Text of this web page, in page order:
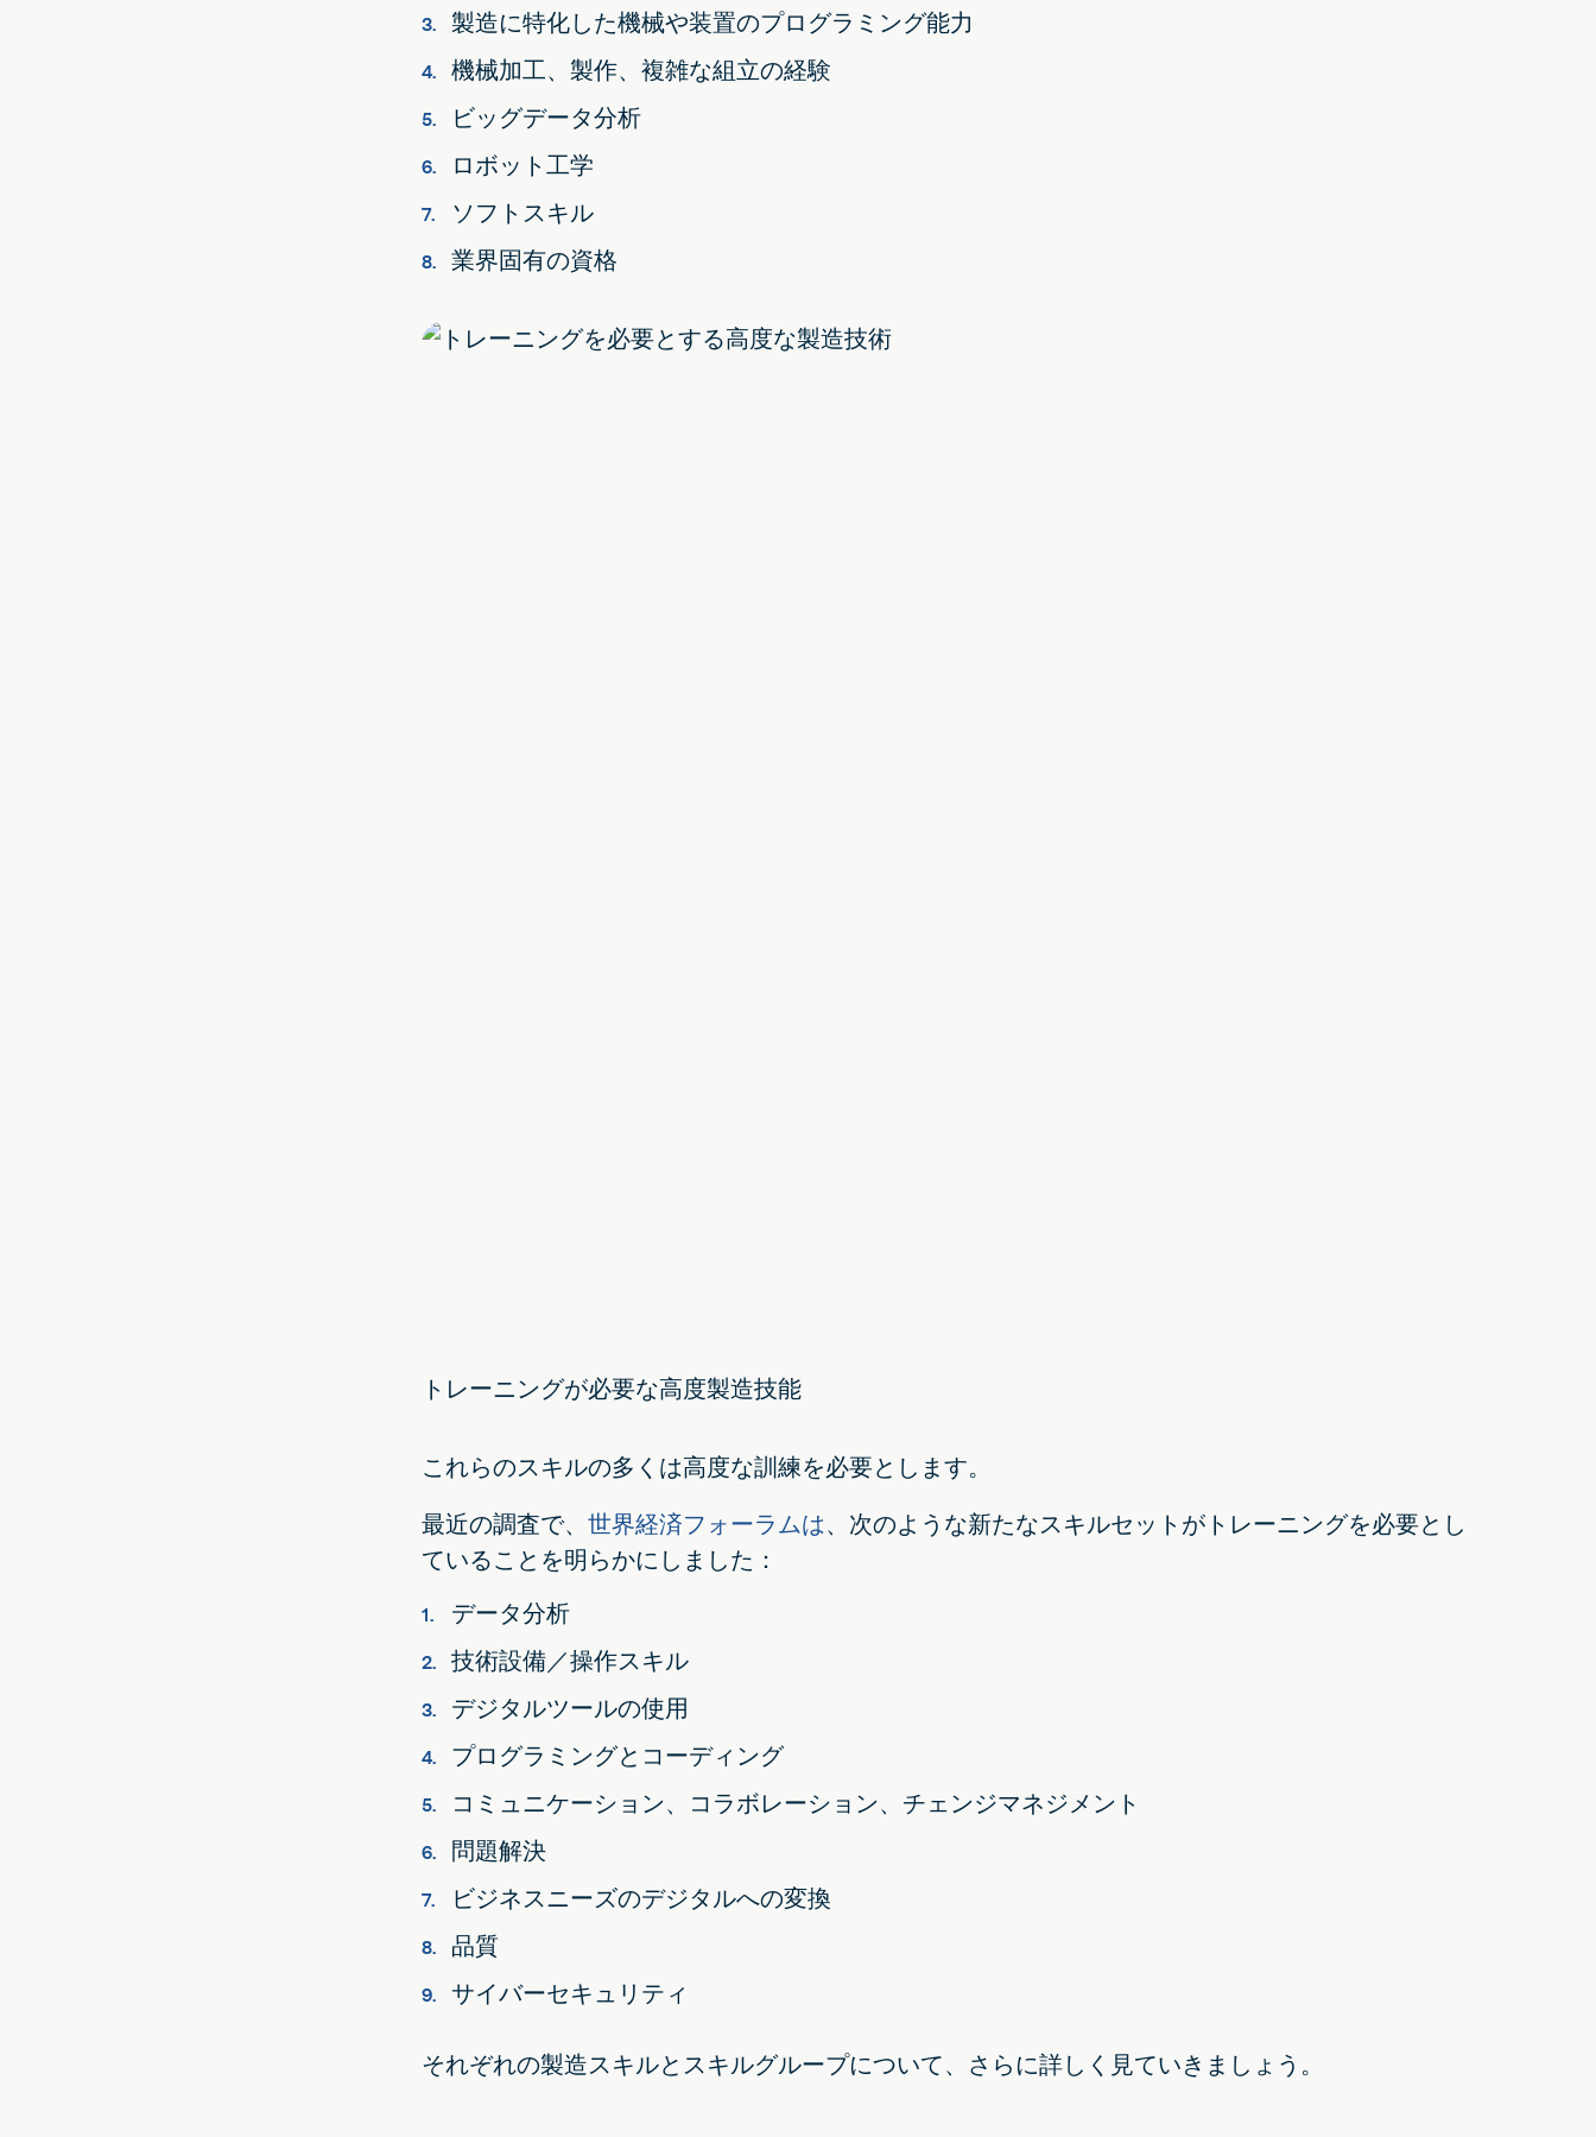
製造に特化した機械や装置のプログラミング能力
機械加工、製作、複雑な組立の経験
ビッグデータ分析
ロボット工学
ソフトスキル
業界固有の資格
トレーニングが必要な高度製造技能
これらのスキルの多くは高度な訓練を必要とします。
最近の調査で、 世界経済フォーラムは、次のような新たなスキルセットがトレーニングを必要とし
ていることを明らかにしました：
データ分析
技術設備／操作スキル
デジタルツールの使用
プログラミングとコーディング
コミュニケーション、コラボレーション、チェンジマネジメント
問題解決
ビジネスニーズのデジタルへの変換
品質
サイバーセキュリティ
それぞれの製造スキルとスキルグループについて、さらに詳しく見ていきましょう。